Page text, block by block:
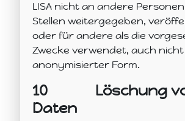
LISA nicht an andere
Stellen weitergegeben,
oder für andere als die
Zwecke verwendet, auch nicht
anonymisierter Form.
10 Löschung
Daten